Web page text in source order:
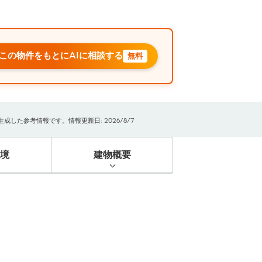
の物件をもとにAIに相談する 無料
成した参考情報です。情報更新日: 2026/8/7
建物概要